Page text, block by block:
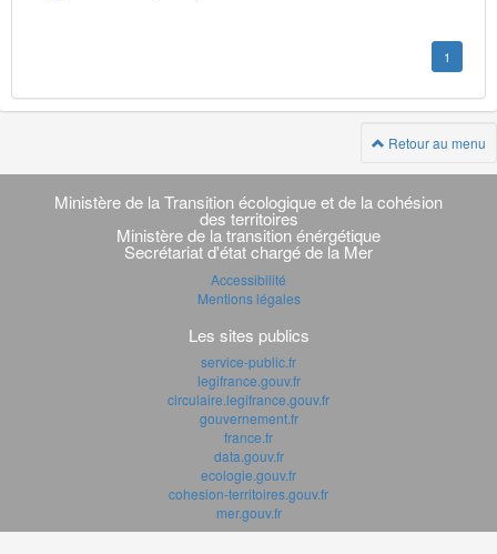
1
Retour au menu
Navigation
transverse
Ministère de la Transition écologique et de la cohésion
des territoires
Ministère de la transition énérgétique
Secrétariat d'état chargé de la Mer
Accessibilité
Mentions légales
Les sites publics
service-public.fr
legifrance.gouv.fr
circulaire.legifrance.gouv.fr
gouvernement.fr
france.fr
data.gouv.fr
ecologie.gouv.fr
cohesion-territoires.gouv.fr
mer.gouv.fr